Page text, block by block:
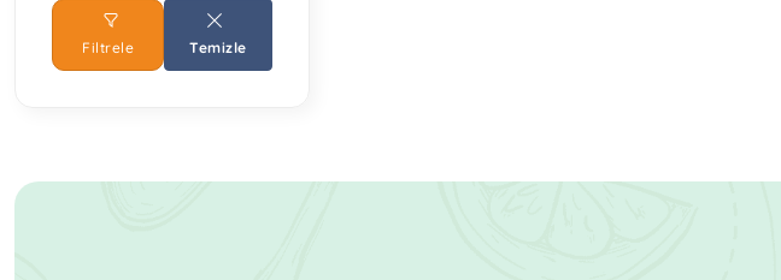
Filtrele Temizle